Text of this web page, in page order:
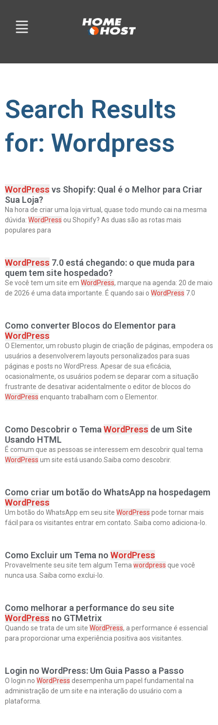
Search Results
for: Wordpress
WordPress vs Shopify: Qual é o Melhor para Criar
Sua Loja?
Na hora de criar uma loja virtual, quase todo mundo cai na mesma
dúvida: WordPress ou Shopify? As duas são as rotas mais
populares para
WordPress 7.0 está chegando: o que muda para
quem tem site hospedado?
Se você tem um site em WordPress, marque na agenda: 20 de maio
de 2026 é uma data importante. É quando sai o WordPress 7.0
Como converter Blocos do Elementor para
WordPress
O Elementor, um robusto plugin de criação de páginas, empodera os
usuários a desenvolverem layouts personalizados para suas
páginas e posts no WordPress. Apesar de sua eficácia,
ocasionalmente, os usuários podem se deparar com a situação
frustrante de desativar acidentalmente o editor de blocos do
WordPress enquanto trabalham com o Elementor.
Como Descobrir o Tema WordPress de um Site
Usando HTML
É comum que as pessoas se interessem em descobrir qual tema
WordPress um site está usando.Saiba como descobrir.
Como criar um botão do WhatsApp na hospedagem
WordPress
Um botão do WhatsApp em seu site WordPress pode tornar mais
fácil para os visitantes entrar em contato. Saiba como adiciona-lo.
Como Excluir um Tema no WordPress
Provavelmente seu site tem algum Tema wordpress que você
nunca usa. Saiba como exclui-lo.
Como melhorar a performance do seu site
WordPress no GTMetrix
Quando se trata de um site WordPress, a performance é essencial
para proporcionar uma experiência positiva aos visitantes.
Login no WordPress: Um Guia Passo a Passo
O login no WordPress desempenha um papel fundamental na
administração de um site e na interação do usuário com a
plataforma.